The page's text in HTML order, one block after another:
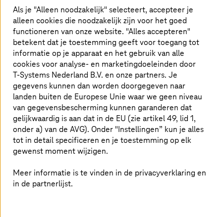
vanT-Systems.
Met Azure Arc kun je elke infrastructuur
vanaf een centraal controlepunt
beheren
Als je "Alleen noodzakelijk" selecteert, accepteer je
alleen cookies die noodzakelijk zijn voor het goed
functioneren van onze website. "Alles accepteren"
betekent dat je toestemming geeft voor toegang tot
informatie op je apparaat en het gebruik van alle
cookies voor analyse- en marketingdoeleinden door
T-Systems Nederland B.V. en onze partners. Je
gegevens kunnen dan worden doorgegeven naar
landen buiten de Europese Unie waar we geen niveau
van gegevensbescherming kunnen garanderen dat
gelijkwaardig is aan dat in de EU (zie artikel 49, lid 1,
onder a) van de AVG). Onder "Instellingen” kun je alles
tot in detail specificeren en je toestemming op elk
gewenst moment wijzigen.
Meer informatie is te vinden in de privacyverklaring en
in de partnerlijst.